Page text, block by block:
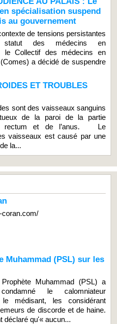
spécialisation suspend
au gouvernement
de tensions persistantes
des médecins en
le Collectif des médecins en
a décidé de suspendre
ET TROUBLES
sont des vaisseaux sanguins
de la paroi de la partie
rectum et de l’anus. Le
vaisseaux est causé par une
la...
coran.com/
Muhammad (PSL) sur les
Muhammad (PSL) a
le calomniateur
médisant, les considérant
de discorde et de haine.
déclaré qu'« aucun...